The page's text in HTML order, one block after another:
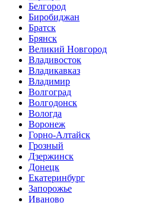
Белгород
Биробиджан
Братск
Брянск
Великий Новгород
Владивосток
Владикавказ
Владимир
Волгоград
Волгодонск
Вологда
Воронеж
Горно-Алтайск
Грозный
Дзержинск
Донецк
Екатеринбург
Запорожье
Иваново